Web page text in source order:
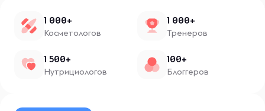
1 000+
Косметологов
1 000+
Тренеров
1 500+
Нутрициологов
100+
Блоггеров